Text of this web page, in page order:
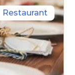
Restaurant